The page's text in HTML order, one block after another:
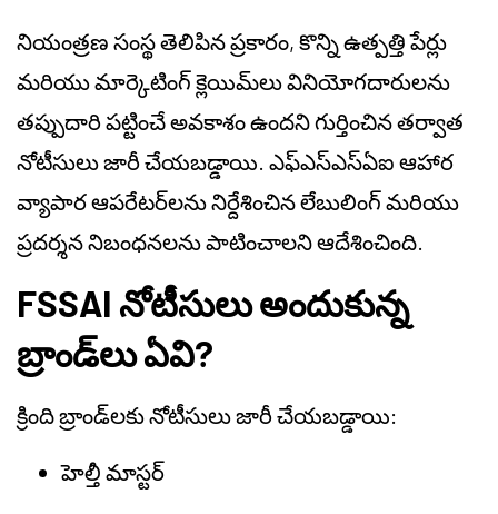
నియంత్రణ సంస్థ తెలిపిన ప్రకారం, కొన్ని ఉత్పత్తి పేర్లు
మరియు మార్కెటింగ్ క్లెయిమ్‌లు వినియోగదారులను
తప్పుదారి పట్టించే అవకాశం ఉందని గుర్తించిన తర్వాత
నోటీసులు జారీ చేయబడ్డాయి. ఎఫ్‌ఎస్‌ఎస్‌ఏఐ ఆహార
వ్యాపార ఆపరేటర్‌లను నిర్దేశించిన లేబులింగ్ మరియు
ప్రదర్శన నిబంధనలను పాటించాలని ఆదేశించింది.
FSSAI నోటీసులు అందుకున్న
బ్రాండ్‌లు ఏవి?
క్రింది బ్రాండ్‌లకు నోటీసులు జారీ చేయబడ్డాయి:
హెల్తీ మాస్టర్